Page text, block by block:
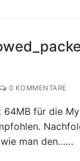
0 KOMMENTARE
64MB für die
man den……